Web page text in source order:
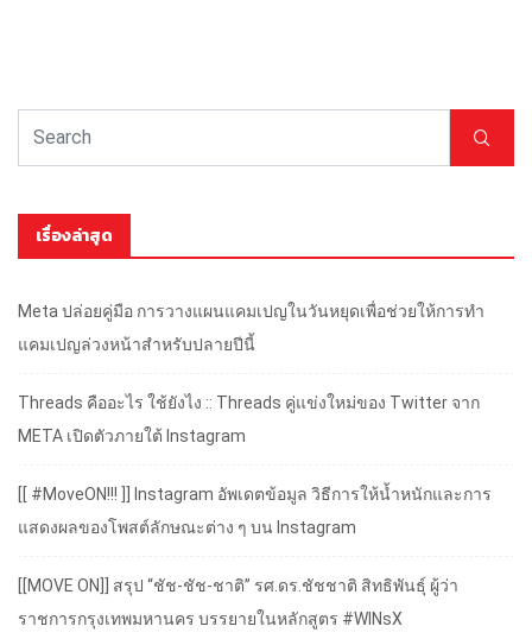
เรื่องล่าสุด
Meta ปล่อยคู่มือ การวางแผนแคมเปญในวันหยุดเพื่อช่วยให้การทำ
แคมเปญล่วงหน้าสำหรับปลายปีนี้
Threads คืออะไร ใช้ยังไง :: Threads คู่แข่งใหม่ของ Twitter จาก
META เปิดตัวภายใต้ Instagram
[[ #MoveON!!! ]] Instagram อัพเดตข้อมูล วิธีการให้น้ำหนักและการ
แสดงผลของโพสต์ลักษณะต่าง ๆ บน Instagram
[[MOVE ON]] สรุป “ชัช-ชัช-ชาติ” รศ.ดร.ชัชชาติ สิทธิพันธุ์ ผู้ว่า
ราชการกรุงเทพมหานคร บรรยายในหลักสูตร #WINsX